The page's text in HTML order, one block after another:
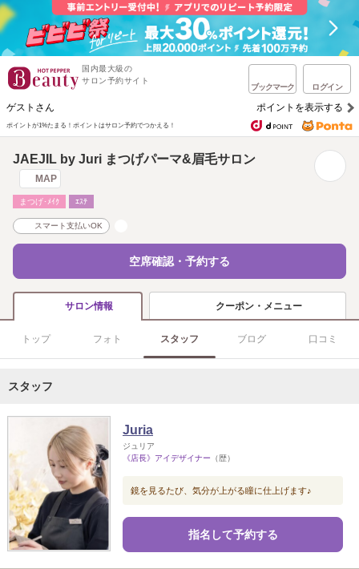
国内最大級の
サロン予約サイト
ブックマーク ログイン
ゲストさん ポイントを表示する
ポイントが1%たまる！ ポイントはサロン予約でつかえる！
JAEJIL by Juri まつげパーマ&眉毛サロン
MAP
まつげ･ﾒｲｸ ｴｽﾃ
スマート支払いOK
空席確認・予約する
サロン情報 クーポン・メニュー
トップ フォト スタッフ ブログ 口コミ
スタッフ
Juria
ジュリア
《店長》アイデザイナー （歴）
鏡を見るたび、気分が上がる瞳に仕上げます♪
指名して予約する